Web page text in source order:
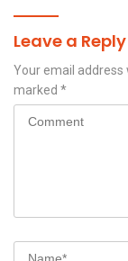
Leave a Reply
Your email address
marked *